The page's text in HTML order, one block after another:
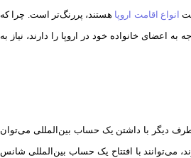
انواع اقامت اروپا هستند، پررنگ‌تر است. چرا که
اعضای خانواده خود در اروپا را دارند، نیاز به
طرف دیگر با داشتن یک حساب بین‌المللی می‌توان
می‌توانند با افتتاح یک حساب بین‌المللی شانس